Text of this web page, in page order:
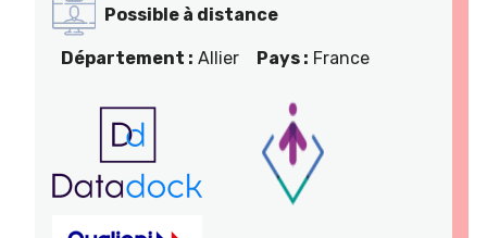
Possible à distance
Département : Allier Pays : France